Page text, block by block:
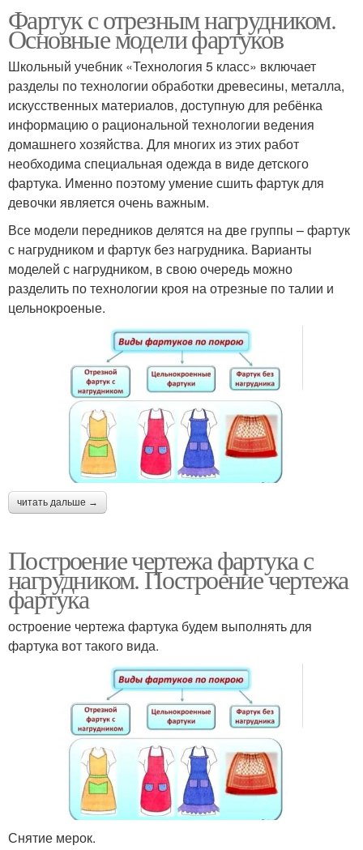
Фартук с отрезным нагрудником.
Основные модели фартуков
Школьный учебник «Технология 5 класс» включает
разделы по технологии обработки древесины, металла,
искусственных материалов, доступную для ребёнка
информацию о рациональной технологии ведения
домашнего хозяйства. Для многих из этих работ
необходима специальная одежда в виде детского
фартука. Именно поэтому умение сшить фартук для
девочки является очень важным.
Все модели передников делятся на две группы – фартук
с нагрудником и фартук без нагрудника. Варианты
моделей с нагрудником, в свою очередь можно
разделить по технологии кроя на отрезные по талии и
цельнокроеные.
читать дальше →
Построение чертежа фартука с
нагрудником. Построение чертежа
фартука
остроение чертежа фартука будем выполнять для
фартука вот такого вида.
Снятие мерок.